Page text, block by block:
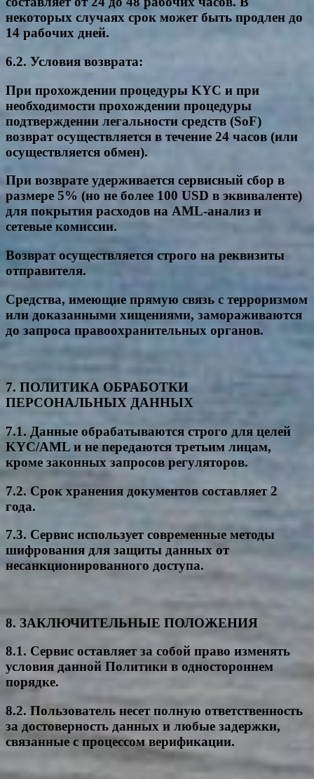
некоторых случаях срок может быть продлен до
14 рабочих дней.
6.2. Условия возврата:
При прохождении процедуры KYC и при
необходимости прохождении процедуры
подтверждении легальности средств (SoF)
возврат осуществляется в течение 24 часов (или
осуществляется обмен).
При возврате удерживается сервисный сбор в
размере 5% (но не более 100 USD в эквиваленте)
для покрытия расходов на AML-анализ и
сетевые комиссии.
Возврат осуществляется строго на реквизиты
отправителя.
Средства, имеющие прямую связь с терроризмом
или доказанными хищениями, замораживаются
до запроса правоохранительных органов.
7. ПОЛИТИКА ОБРАБОТКИ
ПЕРСОНАЛЬНЫХ ДАННЫХ
7.1. Данные обрабатываются строго для целей
KYC/AML и не передаются третьим лицам,
кроме законных запросов регуляторов.
7.2. Срок хранения документов составляет 2
года.
7.3. Сервис использует современные методы
шифрования для защиты данных от
несанкционированного доступа.
8. ЗАКЛЮЧИТЕЛЬНЫЕ ПОЛОЖЕНИЯ
8.1. Сервис оставляет за собой право изменять
условия данной Политики в одностороннем
порядке.
8.2. Пользователь несет полную ответственность
за достоверность данных и любые задержки,
связанные с процессом верификации.